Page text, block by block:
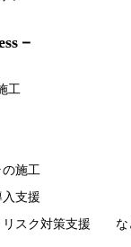
－
工
施工
支援
リスク対策支援 な